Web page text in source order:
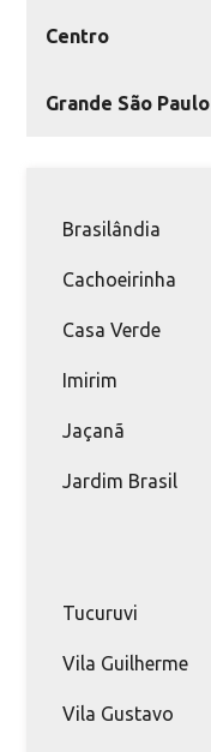
Centro
Grande São Paulo
Brasilândia
Cachoeirinha
Casa Verde
Imirim
Jaçanã
Jardim Brasil
Tucuruvi
Vila Guilherme
Vila Gustavo